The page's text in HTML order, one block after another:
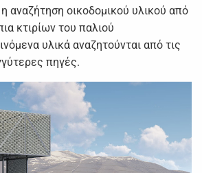
η αναζήτηση οικοδομικού υλικού από
κτιρίων του παλιού
υλικά αναζητούνται από τις
πηγές.